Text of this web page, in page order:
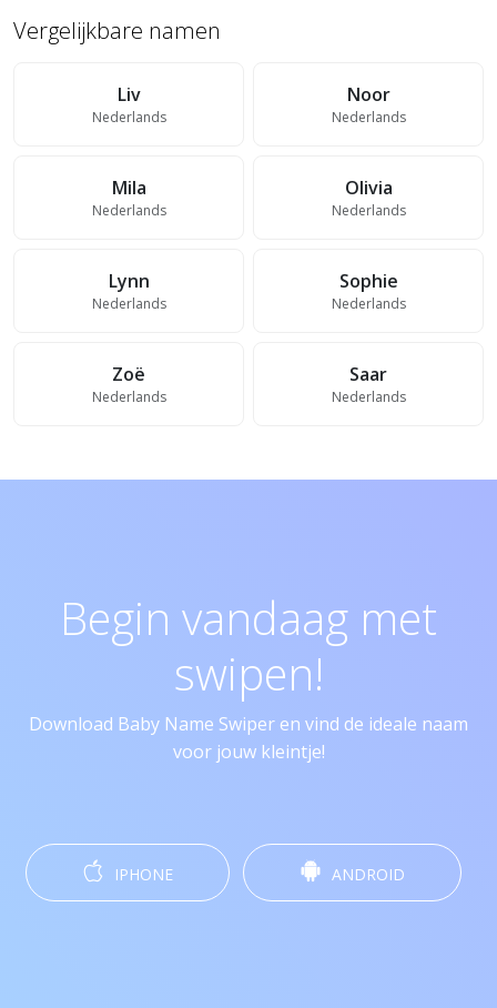
Vergelijkbare namen
Liv
Nederlands
Noor
Nederlands
Mila
Nederlands
Olivia
Nederlands
Lynn
Nederlands
Sophie
Nederlands
Zoë
Nederlands
Saar
Nederlands
Begin vandaag met
swipen!
Download Baby Name Swiper en vind de ideale naam
voor jouw kleintje!
IPHONE ANDROID